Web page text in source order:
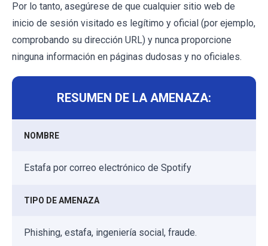
Por lo tanto, asegúrese de que cualquier sitio web de
inicio de sesión visitado es legítimo y oficial (por ejemplo,
comprobando su dirección URL) y nunca proporcione
ninguna información en páginas dudosas y no oficiales.
RESUMEN DE LA AMENAZA:
NOMBRE
Estafa por correo electrónico de Spotify
TIPO DE AMENAZA
Phishing, estafa, ingeniería social, fraude.